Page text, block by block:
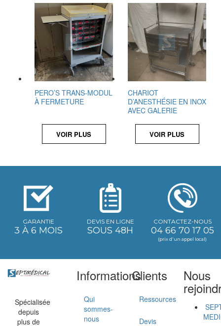
PERO’S TRANS-MODUL
À FERMETURE
VOIR PLUS
CHARIOT
D’ANESTHÉSIE EN INOX
AVEC GALERIE
VOIR PLUS
GARANTIE
3 À 6 MOIS
DEVIS EN LIGNE
SOUS 48H
CONTACTEZ-NOUS
04 66 70 17 05
(prix d'un appel local)
Spécialisée
depuis
plus de
Informations
Qui
sommes-
nous
Clients
Ressources
Devis
Nous